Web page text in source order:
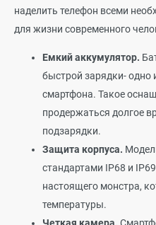
наделить телефон всеми
для жизни современного
Емкий аккумулятор.
быстрой зарядки- одно
смартфона. Такое
продержаться долгое
подзарядки.
Защита корпуса.
стандартами IP68 и
настоящего монстра,
температуры.
Четкая камера.